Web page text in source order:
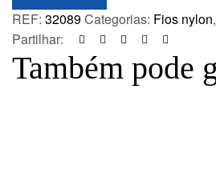
REF: 32089Categorias: Fios nylon,
Partilhar:
Também pode